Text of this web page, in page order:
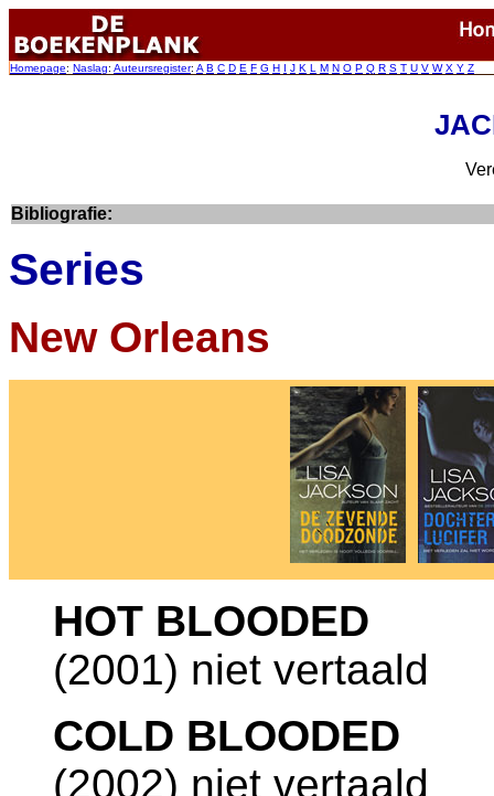
Homepage: Naslag: Auteursregister: A B C D E F G H I J K L M N O P Q R S T U V W X Y Z
Bibliografie:
Series
New Orleans
HOT BLOODED
(2001) niet vertaald
COLD BLOODED
(2002) niet vertaald